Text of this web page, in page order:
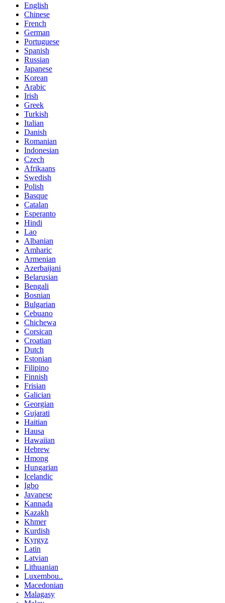
English
Chinese
French
German
Portuguese
Spanish
Russian
Japanese
Korean
Arabic
Irish
Greek
Turkish
Italian
Danish
Romanian
Indonesian
Czech
Afrikaans
Swedish
Polish
Basque
Catalan
Esperanto
Hindi
Lao
Albanian
Amharic
Armenian
Azerbaijani
Belarusian
Bengali
Bosnian
Bulgarian
Cebuano
Chichewa
Corsican
Croatian
Dutch
Estonian
Filipino
Finnish
Frisian
Galician
Georgian
Gujarati
Haitian
Hausa
Hawaiian
Hebrew
Hmong
Hungarian
Icelandic
Igbo
Javanese
Kannada
Kazakh
Khmer
Kurdish
Kyrgyz
Latin
Latvian
Lithuanian
Luxembou..
Macedonian
Malagasy